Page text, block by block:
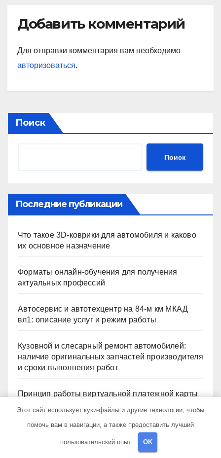
Добавить комментарий
Для отправки комментария вам необходимо
авторизоваться.
Поиск
Поиск
Последние публикации
Что такое 3D-коврики для автомобиля и каково
их основное назначение
Форматы онлайн-обучения для получения
актуальных профессий
Автосервис и автотехцентр на 84-м км МКАД
вл1: описание услуг и режим работы
Кузовной и слесарный ремонт автомобилей:
наличие оригинальных запчастей производителя
и сроки выполнения работ
Принцип работы виртуальной платежной карты
банков с пополнением стейблкоином
Этот сайт использует куки-файлы и другие технологии, чтобы
помочь вам в навигации, а также предоставить лучший
пользовательский опыт. OK